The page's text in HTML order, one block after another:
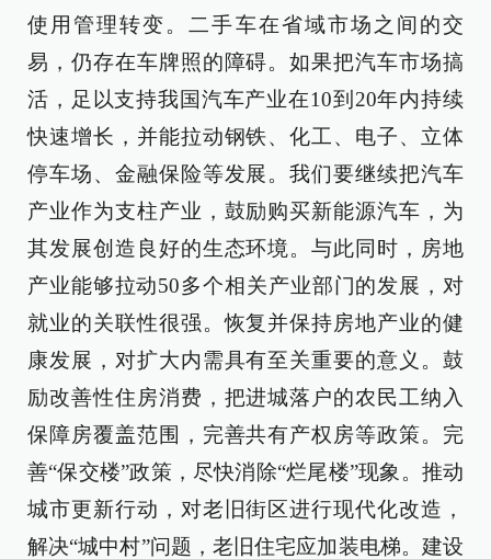
使用管理转变。二手车在省域市场之间的交
易，仍存在车牌照的障碍。如果把汽车市场搞
活，足以支持我国汽车产业在10到20年内持续
快速增长，并能拉动钢铁、化工、电子、立体
停车场、金融保险等发展。我们要继续把汽车
产业作为支柱产业，鼓励购买新能源汽车，为
其发展创造良好的生态环境。与此同时，房地
产业能够拉动50多个相关产业部门的发展，对
就业的关联性很强。恢复并保持房地产业的健
康发展，对扩大内需具有至关重要的意义。鼓
励改善性住房消费，把进城落户的农民工纳入
保障房覆盖范围，完善共有产权房等政策。完
善“保交楼”政策，尽快消除“烂尾楼”现象。推动
城市更新行动，对老旧街区进行现代化改造，
解决“城中村”问题，老旧住宅应加装电梯。建设